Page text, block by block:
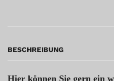
BESCHREIBUNG
Hier können Sie gern ein